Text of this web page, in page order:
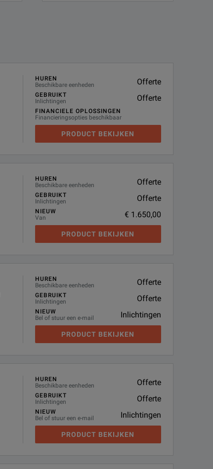
HUREN
Beschikbare eenheden
Offerte
GEBRUIKT
Inlichtingen
Offerte
FINANCIELE OPLOSSINGEN
Financieringsopties beschikbaar
PRODUCT BEKIJKEN
HUREN
Beschikbare eenheden
Offerte
GEBRUIKT
Inlichtingen
Offerte
NIEUW
Van
€ 1.650,00
PRODUCT BEKIJKEN
HUREN
Beschikbare eenheden
Offerte
GEBRUIKT
Inlichtingen
Offerte
NIEUW
Bel of stuur een e-mail
Inlichtingen
PRODUCT BEKIJKEN
HUREN
Beschikbare eenheden
Offerte
GEBRUIKT
Inlichtingen
Offerte
NIEUW
Bel of stuur een e-mail
Inlichtingen
PRODUCT BEKIJKEN